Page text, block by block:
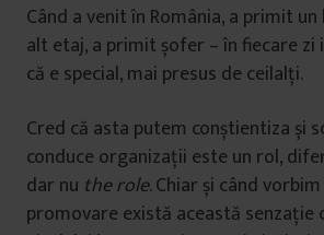
Când a venit în România, a primit
alt etaj, a primit șofer – în fiecare
că e special, mai presus de ceilalți.
Cred că asta putem conștientiza și
conduce organizații este un rol,
dar nu the role. Chiar și când
promovare există această senzație